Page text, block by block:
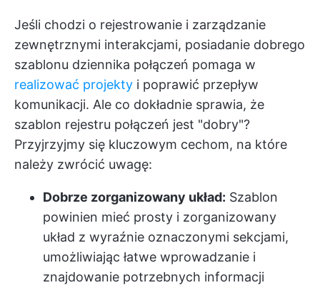
Jeśli chodzi o rejestrowanie i zarządzanie
zewnętrznymi interakcjami, posiadanie dobrego
szablonu dziennika połączeń pomaga w
realizować projekty i poprawić przepływ
komunikacji. Ale co dokładnie sprawia, że
szablon rejestru połączeń jest "dobry"?
Przyjrzyjmy się kluczowym cechom, na które
należy zwrócić uwagę:
Dobrze zorganizowany układ: Szablon
powinien mieć prosty i zorganizowany
układ z wyraźnie oznaczonymi sekcjami,
umożliwiając łatwe wprowadzanie i
znajdowanie potrzebnych informacji